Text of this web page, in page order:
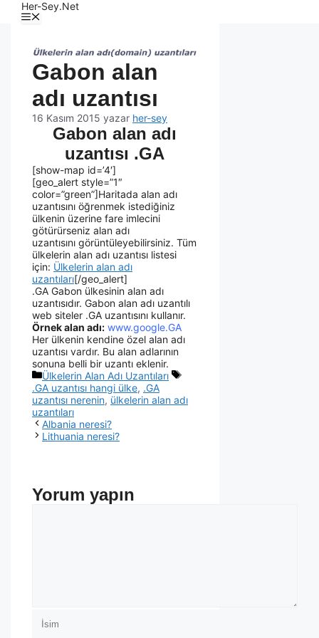
Her-Sey.Net
Gabon alan
adı uzantısı
16 Kasım 2015 yazar her-sey
Gabon alan adı
uzantısı .GA
[show-map id=’4′]
[geo_alert style=”1″
color=”green”]Haritada alan adı
uzantısını öğrenmek istediğiniz
ülkenin üzerine fare imlecini
götürürseniz alan adı
uzantısını görüntüleyebilirsiniz. Tüm
ülkelerin alan adı uzantısı listesi
için: Ülkelerin alan adı
uzantıları[/geo_alert]
.GA Gabon ülkesinin alan adı
uzantısıdır. Gabon alan adı uzantılı
web siteler .GA uzantısını kullanır.
Örnek alan adı: www.google.GA
Her ülkenin kendine özel alan adı
uzantısı vardır. Bu alan adlarının
sonuna belli bir uzantı eklenir.
Ülkelerin Alan Adı Uzantıları
.GA uzantısı hangi ülke, .GA
uzantısı nerenin, ülkelerin alan adı
uzantıları
Albania neresi?
Lithuania neresi?
Yorum yapın